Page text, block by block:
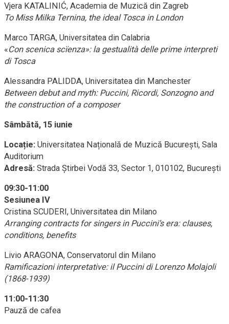
Vjera KATALINIĆ, Academia de Muzică din Zagreb
To Miss Milka Ternina, the ideal Tosca in London
Marco TARGA, Universitatea din Calabria
«Con scenica scïenza»: la gestualità delle prime interpreti
di Tosca
Alessandra PALIDDA, Universitatea din Manchester
Between debut and myth: Puccini, Ricordi, Sonzogno and
the construction of a composer
Sâmbătă, 15 iunie
Locație: Universitatea Națională de Muzică București, Sala
Auditorium
Adresă: Strada Știrbei Vodă 33, Sector 1, 010102, București
09:30-11:00
Sesiunea IV
Cristina SCUDERI, Universitatea din Milano
Arranging contracts for singers in Puccini’s era: clauses,
conditions, benefits
Livio ARAGONA, Conservatorul din Milano
Ramificazioni interpretative: il Puccini di Lorenzo Molajoli
(1868-1939)
11:00-11:30
Pauză de cafea